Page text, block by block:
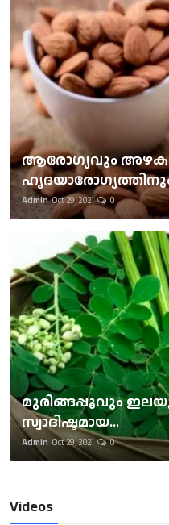
ആരോഗ്യവും
Admin Oct 29, 2021 0
മുരിങ്ങപ്പൂവും
സ്വാദിഷ്ടമായ...
Admin Oct 29, 2021 0
Videos